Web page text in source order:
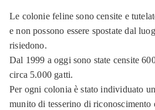
Le colonie feline sono censite e
e non possono essere spostate dal
risiedono.
Dal 1999 a oggi sono state censite
circa 5.000 gatti.
Per ogni colonia è stato individuato
munito di tesserino di riconoscimento